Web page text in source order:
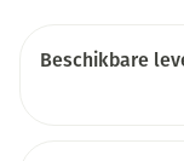
Beschikbare